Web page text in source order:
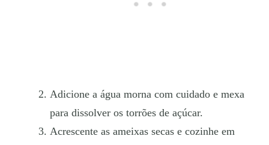
Adicione a água morna com cuidado e mexa
para dissolver os torrões de açúcar.
Acrescente as ameixas secas e cozinhe em